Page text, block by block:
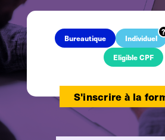
Bureautique Individuel
Eligible CPF
S'inscrire à la